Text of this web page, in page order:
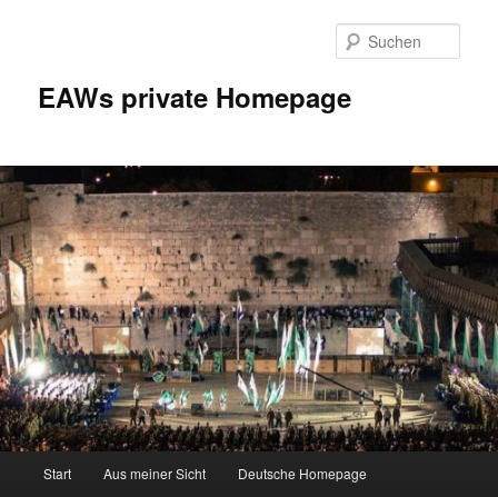
EAWs private Homepage
Start Aus meiner Sicht Deutsche Homepage